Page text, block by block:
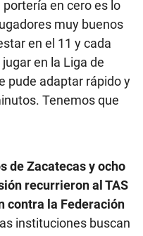
en cero es lo
muy buenos
en el 11 y cada
en la Liga de
pude adaptar rápido y
Tenemos que
de Zacatecas y ocho
recurrieron al TAS
contra la Federación
instituciones buscan